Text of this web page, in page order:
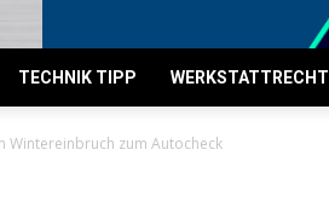
TECHNIK TIPP WERKSTATTRECHT
Wintereinbruch zum Autocheck